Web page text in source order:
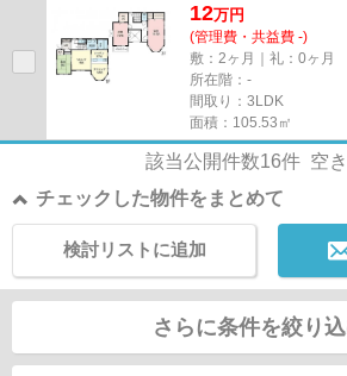
12万円
(管理費・共益費 -)
敷：2ヶ月｜礼：0ヶ月
所在階：-
間取り：3LDK
面積：105.53㎡
該当公開件数16件 空
チェックした物件をまとめて
検討リストに追加
さらに条件を絞り